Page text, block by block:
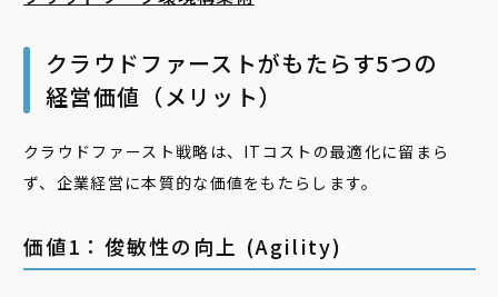
クラウドファーストがもたらす5つの
経営価値（メリット）
クラウドファースト戦略は、ITコストの最適化に留まら
ず、企業経営に本質的な価値をもたらします。
価値1：俊敏性の向上 (Agility)